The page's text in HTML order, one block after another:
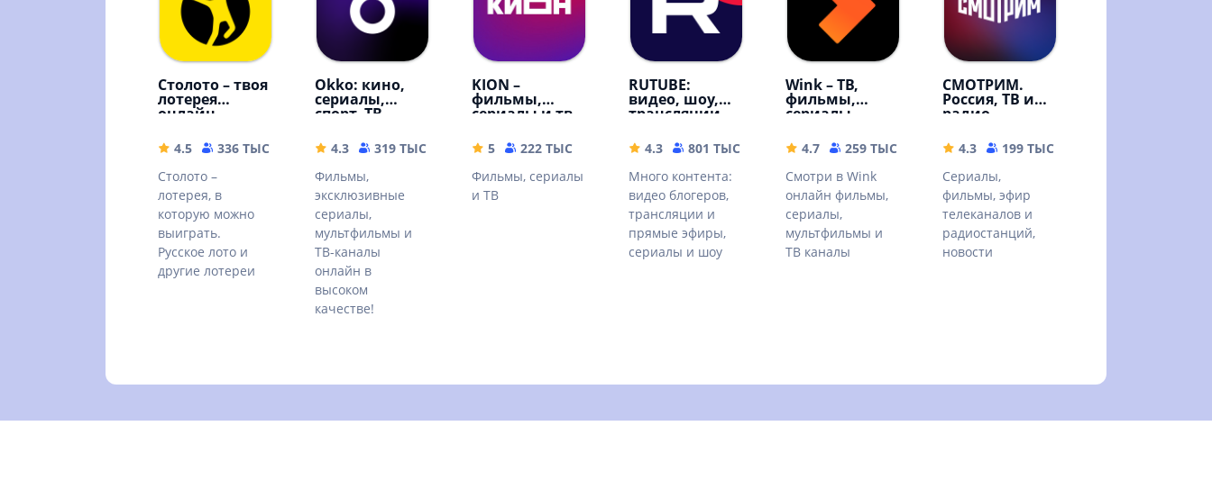
Столото – твоя
лотерея
онлайн
4.5 336 ТЫС
77.21 MB
Столото –
лотерея, в
которую можно
выиграть.
Русское лото и
другие лотереи
Okko: кино,
сериалы,
спорт, ТВ
4.3 319 ТЫС
49.9 MB
Фильмы,
эксклюзивные
сериалы,
мультфильмы и
ТВ-каналы
онлайн в
высоком
качестве!
KION –
фильмы,
сериалы и тв
5 222 ТЫС
108.87 MB
Фильмы, сериалы
и ТВ
RUTUBE:
видео, шоу,
трансляции
4.3 801 ТЫС
42.88 MB
Много контента:
видео блогеров,
трансляции и
прямые эфиры,
сериалы и шоу
Wink – ТВ,
фильмы,
сериалы
4.7 259 ТЫС
59.68 MB
Смотри в Wink
онлайн фильмы,
сериалы,
мультфильмы и
ТВ каналы
СМОТРИМ.
Россия, ТВ и
радио
4.3 199 ТЫС
Сериалы,
фильмы, эфир
телеканалов и
радиостанций,
новости